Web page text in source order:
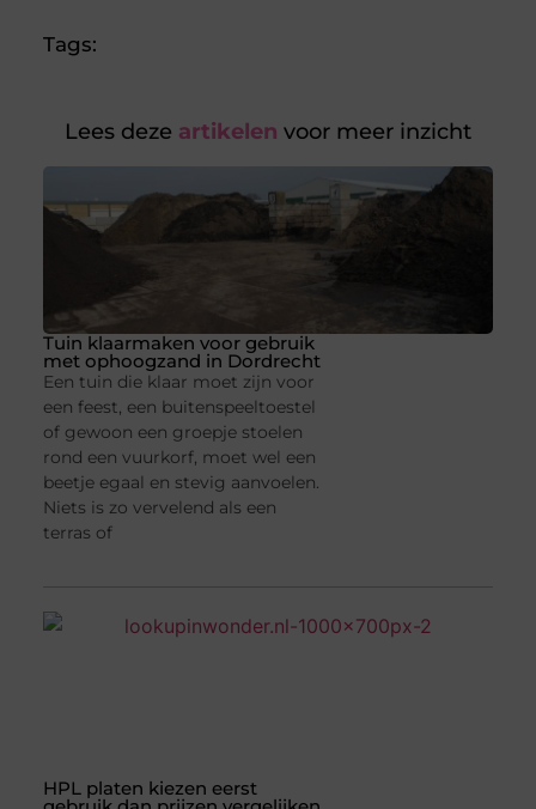
Tags:
Lees deze artikelen voor meer inzicht
Tuin klaarmaken voor gebruik
met ophoogzand in Dordrecht
Een tuin die klaar moet zijn voor
een feest, een buitenspeeltoestel
of gewoon een groepje stoelen
rond een vuurkorf, moet wel een
beetje egaal en stevig aanvoelen.
Niets is zo vervelend als een
terras of
HPL platen kiezen eerst